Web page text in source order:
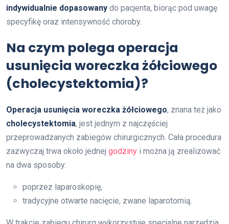
indywidualnie dopasowany do pacjenta, biorąc pod uwagę
specyfikę oraz intensywność choroby.
Na czym polega operacja
usunięcia woreczka żółciowego
(cholecystektomia)?
Operacja usunięcia woreczka żółciowego, znana też jako
cholecystektomia, jest jednym z najczęściej
przeprowadzanych zabiegów chirurgicznych. Cała procedura
zazwyczaj trwa około jednej godziny i można ją zrealizować
na dwa sposoby:
poprzez laparoskopię,
tradycyjne otwarte nacięcie, zwane laparotomią.